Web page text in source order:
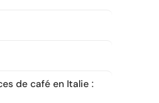
de café en Italie :